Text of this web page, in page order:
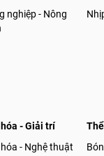
nghiệp - Nông
- Giải trí
- Nghệ thuật